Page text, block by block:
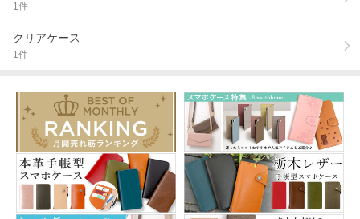
1件
クリアケース
1件